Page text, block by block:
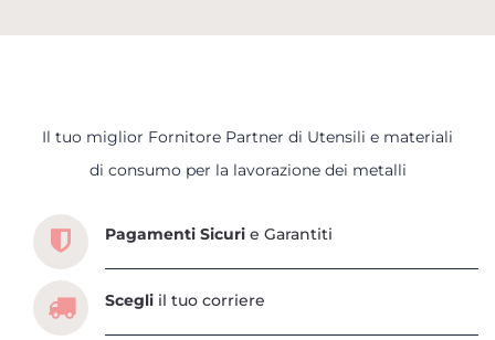
Il tuo miglior Fornitore Partner di Utensili e materiali
di consumo per la lavorazione dei metalli
Scopri tutti i servizi che ti abbiamo dedicato
Pagamenti Sicuri e Garantiti
Scegli il tuo corriere